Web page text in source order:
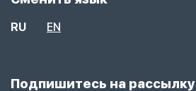
RU EN
Подпишитесь на рассылку